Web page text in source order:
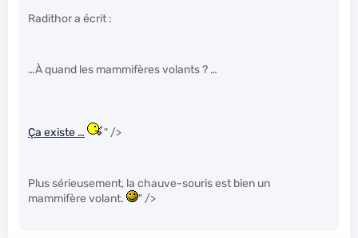
Radithor a écrit :
…À quand les mammifères volants ? …
Ça existe … " />
Plus sérieusement, la chauve-souris est bien un
mammifère volant.
" />